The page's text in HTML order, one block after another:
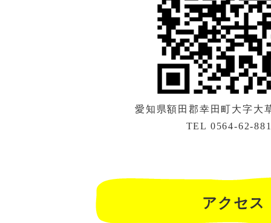
愛知県額田郡幸田町大字大
TEL 0564-62-
アクセス